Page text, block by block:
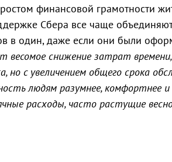
финансовой грамотности
Сбера все чаще
в один, даже если они были
весомое снижение затрат
но с увеличением общего срока
людям разумнее, комфортнее и
расходы, часто растущие